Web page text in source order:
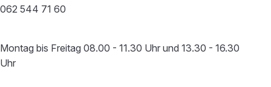
062 544 71 60
Montag bis Freitag 08.00 - 11.30 Uhr und 13.30 - 16.30
Uhr